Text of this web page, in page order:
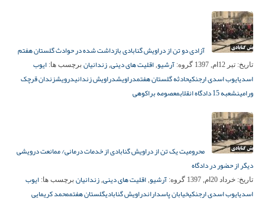
آزادی دو تن از دراویش گنابادی بازداشت شده در حوادث گلستان هفتم
تاریخ: تیر 12ام, 1397 گروه: آرشیو, اقلیت های دینی, زندانیان برچسب ها: ایوب
اسدیایوب اسدی ارجنکیحادثه گلستان هفتمدراویشدراویش زندانیدرویشزندان قرچک
ورامینشعبه 15 دادگاه انقلاب معصومه براکوهی
محرومیت یک تن از دراویش گنابادی از خدمات درمانی/ ممانعت درویشی
دیگر از حضور در دادگاه
تاریخ: خرداد 20ام, 1397 گروه: آرشیو, اقلیت های دینی, زندانیان برچسب ها: ایوب
اسدیایوب اسدی ارجنکیخیابان پاسداراندراویش گنابادیگلستان هفتممحمد کریمایی